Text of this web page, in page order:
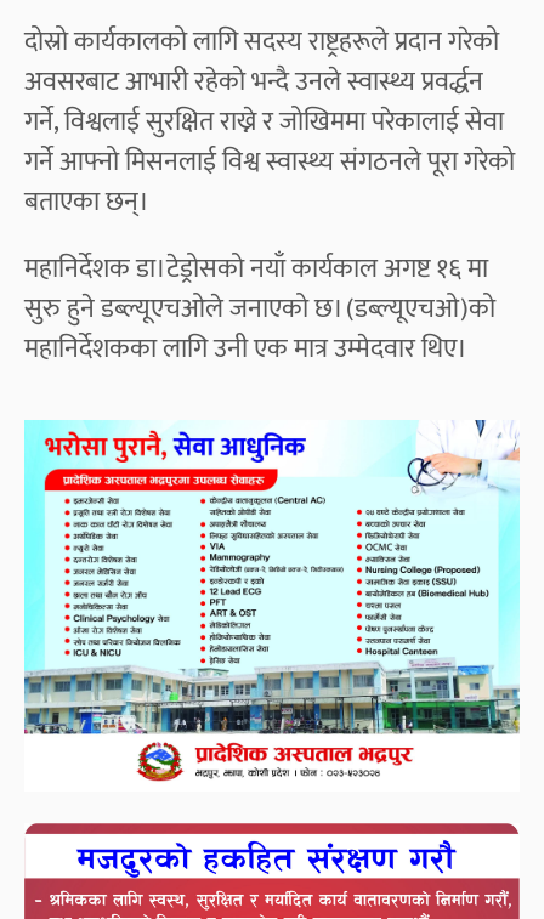
दोस्रो कार्यकालको लागि सदस्य राष्ट्रहरूले प्रदान गरेको
अवसरबाट आभारी रहेको भन्दै उनले स्वास्थ्य प्रवर्द्धन
गर्ने, विश्वलाई सुरक्षित राख्ने र जोखिममा परेकालाई सेवा
गर्ने आफ्नो मिसनलाई विश्व स्वास्थ्य संगठनले पूरा गरेको
बताएका छन्।
महानिर्देशक डा‍।टेड्रोसको नयाँ कार्यकाल अगष्ट १६ मा
सुरु हुने डब्ल्यूएचओले जनाएको छ। (डब्ल्यूएचओ)को
महानिर्देशकका लागि उनी एक मात्र उम्मेदवार थिए।